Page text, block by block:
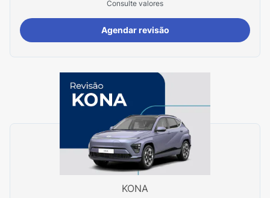
Consulte valores
Agendar revisão
KONA